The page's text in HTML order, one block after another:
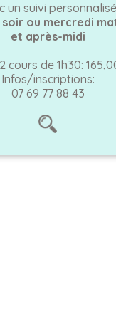
un suivi personnalisé
ou mercredi
et après-midi
cours de 1h30:
Infos/inscriptions:
07 69 77 88 43